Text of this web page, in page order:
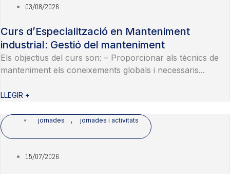
03/08/2026
Curs d’Especialització en Manteniment
industrial: Gestió del manteniment
Els objectius del curs son: – Proporcionar als tècnics de
manteniment els coneixements globals i necessaris...
LLEGIR +
jornades , jornades i activitats
15/07/2026